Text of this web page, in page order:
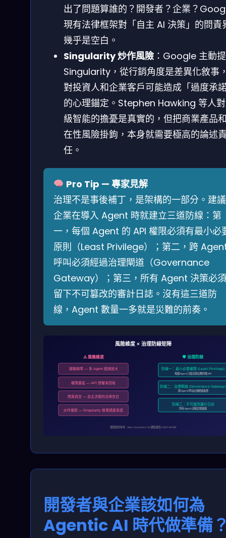
出了問題算誰的？開發者？企業？
現有法律框架對「自主 AI 決策」的問責
幾乎是空白。
Singularity 炒作風險 ：Google 主動提
Singularity，從行銷角度是差異化敘事
對投資人和企業客戶可能造成「過度承
的心理錨定。Stephen Hawking 等人
級智能的擔憂是真實的，但把商業產品
在性風險掛鉤，本身就需要極高的論述
任。
Pro Tip — 專家見解
治理不是事後補丁，是架構的一部分。建議
企業在導入 Agent 時就建立三道防線：第
一，每個 Agent 的 API 權限必須有最小必
原則（Least Privilege）；第二，跨
呼叫必須經過治理閘道（Governance
Gateway）；第三，所有 Agent 決策必須
留下不可篡改的審計日誌。沒有這三道防
線，Agent 數量一多就是災難的前奏。
風險維度 × 治理防線矩陣
⚠️ 風險維度
級聯故障 — 多 Agent 錯誤放大
權限蔓延 — API 授權未回收
問責真空 — 自主決策的法律空白
炒作風險 — Singularity 敘事過度承諾
🛡️ 治理防線
防線一：最小必要權限 (Least Privilege)
每個 Agent 只能存取任務所需 API
防線二：治理閘道 (Governance Gateway)
跨 Agent 呼叫必須經過審查
防線三：不可篡改審計日誌
所有 Agent 決策全程留痕
風險框架參考：Bain Cloud Next ’26 觀察報告 / NIST AI RMF
開發者與企業該如何為
Agentic AI 時代做準備